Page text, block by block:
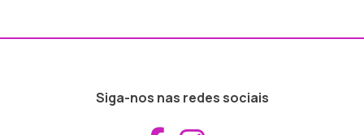
Siga-nos nas redes sociais